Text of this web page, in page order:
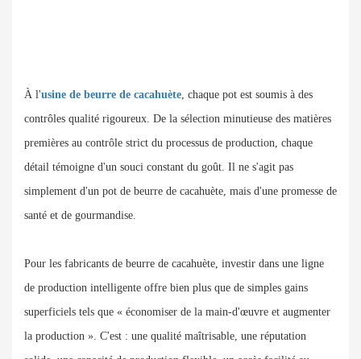
À l'usine de beurre de cacahuète , chaque pot est soumis à des
contrôles qualité rigoureux. De la sélection minutieuse des matières
premières au contrôle strict du processus de production, chaque
détail témoigne d'un souci constant du goût. Il ne s'agit pas
simplement d'un pot de beurre de cacahuète, mais d'une promesse de
santé et de gourmandise.
Pour les fabricants de beurre de cacahuète, investir dans une ligne
de production intelligente offre bien plus que de simples gains
superficiels tels que « économiser de la main-d'œuvre et augmenter
la production ». C'est : une qualité maîtrisable, une réputation